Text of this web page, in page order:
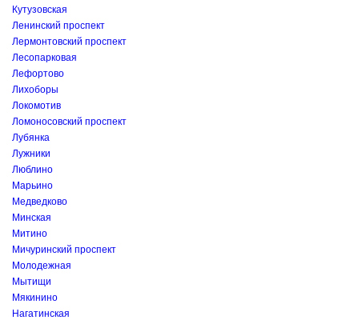
Кутузовская
Ленинский проспект
Лермонтовский проспект
Лесопарковая
Лефортово
Лихоборы
Локомотив
Ломоносовский проспект
Лубянка
Лужники
Люблино
Марьино
Медведково
Минская
Митино
Мичуринский проспект
Молодежная
Мытищи
Мякинино
Нагатинская